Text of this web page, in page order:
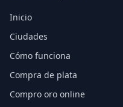
Inicio
Ciudades
Cómo funciona
Compra de plata
Compro oro online